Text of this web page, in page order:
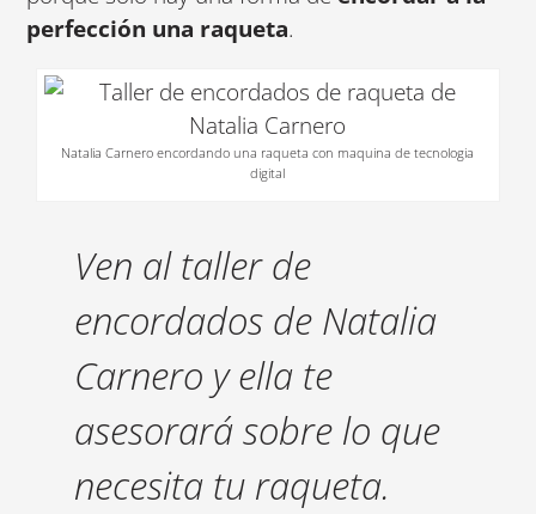
perfección una raqueta.
Natalia Carnero encordando una raqueta con maquina de tecnologia
digital
Ven al taller de
encordados de Natalia
Carnero y ella te
asesorará sobre lo que
necesita tu raqueta.